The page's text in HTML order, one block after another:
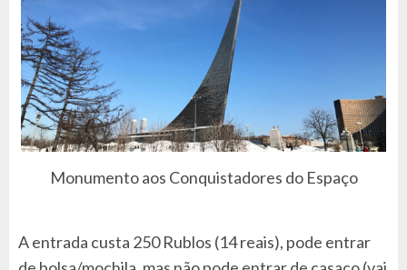
Monumento aos Conquistadores do Espaço
A entrada custa 250 Rublos (14 reais), pode entrar